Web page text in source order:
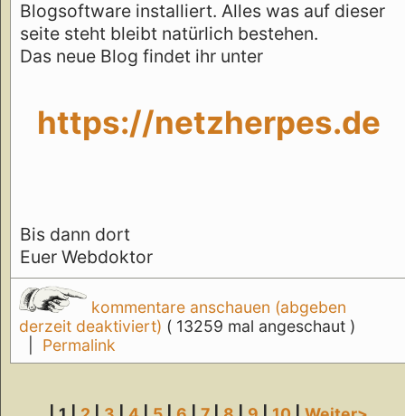
Blogsoftware installiert. Alles was auf dieser
seite steht bleibt natürlich bestehen.
Das neue Blog findet ihr unter
https://netzherpes.de
Bis dann dort
Euer Webdoktor
kommentare anschauen (abgeben
derzeit deaktiviert) ( 13259 mal angeschaut )
Permalink